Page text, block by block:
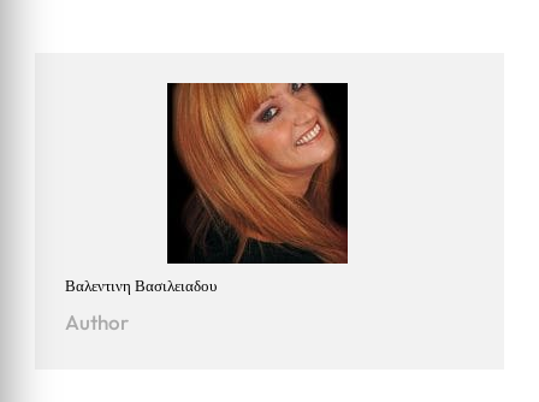
Βαλεντινη Βασιλειαδου
Author